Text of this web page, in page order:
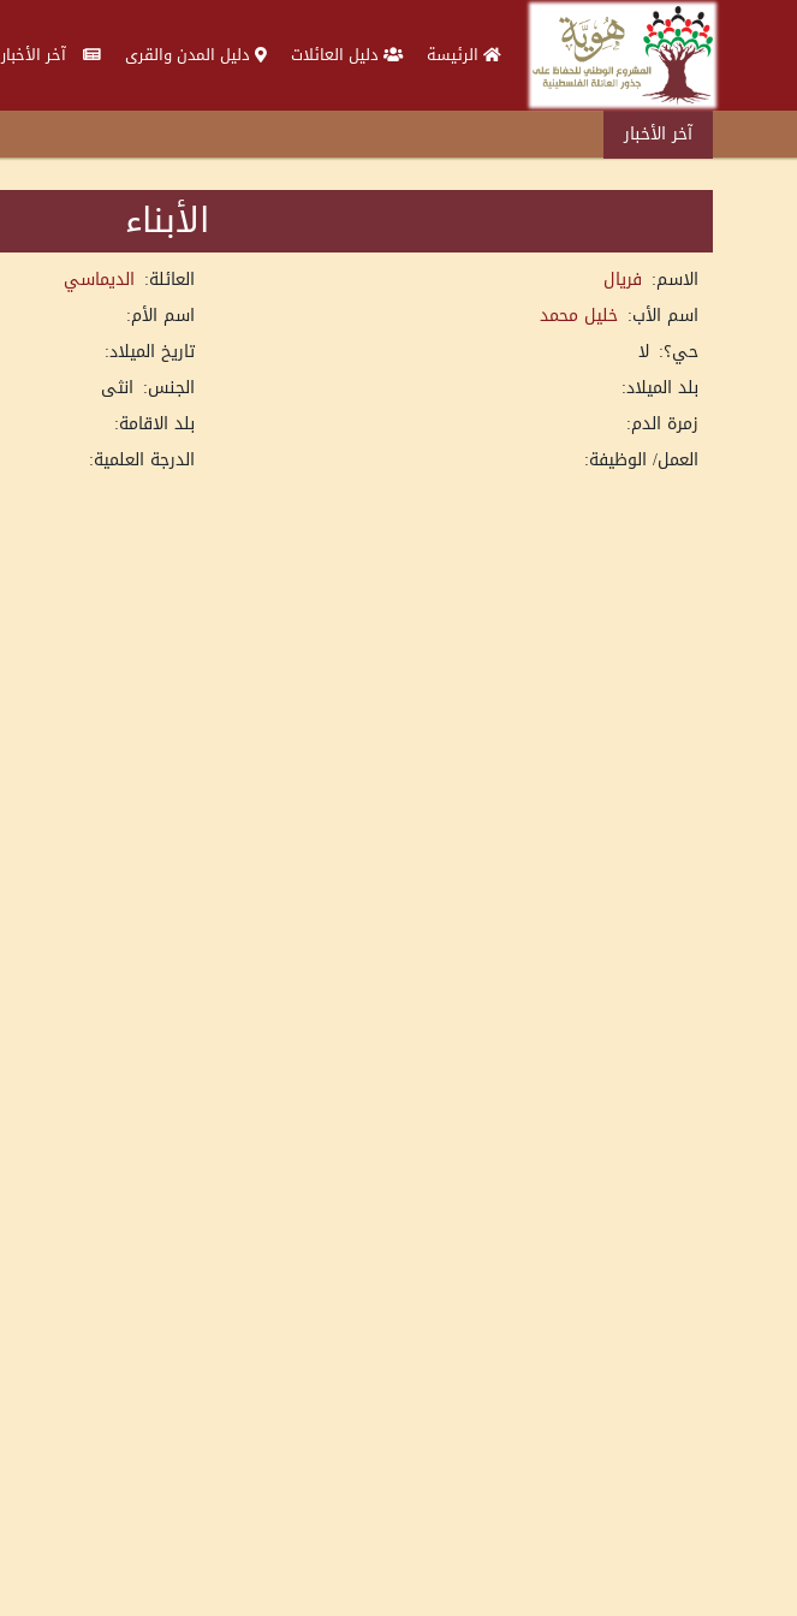
الرئيسة دليل العائلات دليل المدن والقرى آخر الأخبار
آخر الأخبار
الأبناء
الاسم: فريال العائلة: الديماسي
اسم الأب: خليل محمد
اسم الأم:
حي؟: لا
تاريخ الميلاد:
بلد الميلاد:
الجنس: انثى
زمرة الدم:
بلد الاقامة:
العمل/ الوظيفة:
الدرجة العلمية: